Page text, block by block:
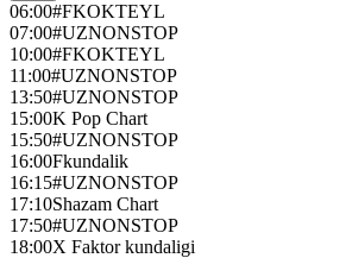
06:00#FKOKTEYL
07:00#UZNONSTOP
10:00#FKOKTEYL
11:00#UZNONSTOP
13:50#UZNONSTOP
15:00K Pop Chart
15:50#UZNONSTOP
16:00Fkundalik
16:15#UZNONSTOP
17:10Shazam Chart
17:50#UZNONSTOP
18:00X Faktor kundaligi